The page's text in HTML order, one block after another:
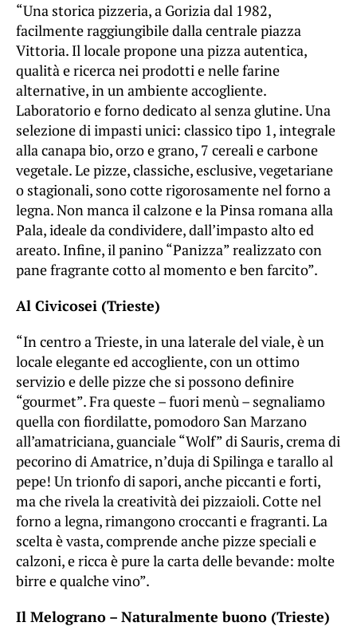
“Una storica pizzeria, a Gorizia dal 1982,
facilmente raggiungibile dalla centrale piazza
Vittoria. Il locale propone una pizza autentica,
qualità e ricerca nei prodotti e nelle farine
alternative, in un ambiente accogliente.
Laboratorio e forno dedicato al senza glutine. Una
selezione di impasti unici: classico tipo 1, integrale
alla canapa bio, orzo e grano, 7 cereali e carbone
vegetale. Le pizze, classiche, esclusive, vegetariane
o stagionali, sono cotte rigorosamente nel forno a
legna. Non manca il calzone e la Pinsa romana alla
Pala, ideale da condividere, dall’impasto alto ed
areato. Infine, il panino “Panizza” realizzato con
pane fragrante cotto al momento e ben farcito”.
Al Civicosei (Trieste)
“In centro a Trieste, in una laterale del viale, è un
locale elegante ed accogliente, con un ottimo
servizio e delle pizze che si possono definire
“gourmet”. Fra queste – fuori menù – segnaliamo
quella con fiordilatte, pomodoro San Marzano
all’amatriciana, guanciale “Wolf” di Sauris, crema di
pecorino di Amatrice, n’duja di Spilinga e tarallo al
pepe! Un trionfo di sapori, anche piccanti e forti,
ma che rivela la creatività dei pizzaioli. Cotte nel
forno a legna, rimangono croccanti e fragranti. La
scelta è vasta, comprende anche pizze speciali e
calzoni, e ricca è pure la carta delle bevande: molte
birre e qualche vino”.
Il Melograno – Naturalmente buono (Trieste)